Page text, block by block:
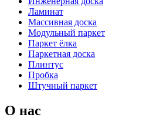
Ламинат
Массивная доска
Модульный паркет
Паркет ёлка
Паркетная доска
Плинтус
Пробка
Штучный паркет
О нас